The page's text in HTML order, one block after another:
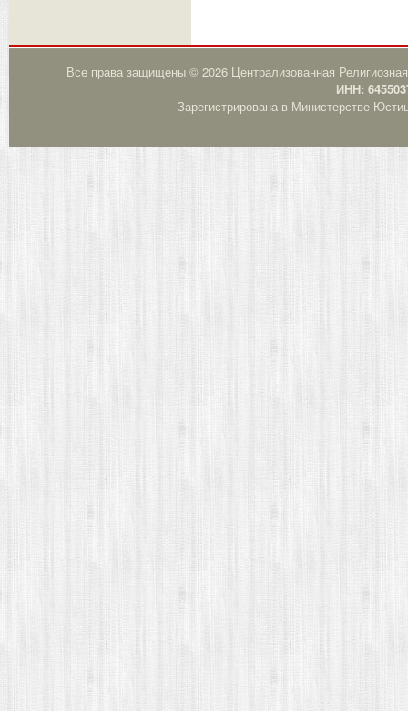
Все права защищены © 2026 Централизованная
ИНН:
Зарегистрирована в Министерстве